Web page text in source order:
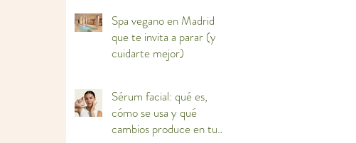
Spa vegano en Madrid
que te invita a parar (y
cuidarte mejor)
Sérum facial: qué es,
cómo se usa y qué
cambios produce en tu